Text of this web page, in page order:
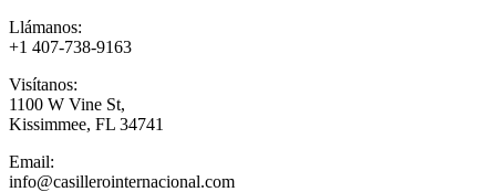
Llámanos:
+1 407-738-9163
Visítanos:
1100 W Vine St,
Kissimmee, FL 34741
Email:
info@casillerointernacional.com